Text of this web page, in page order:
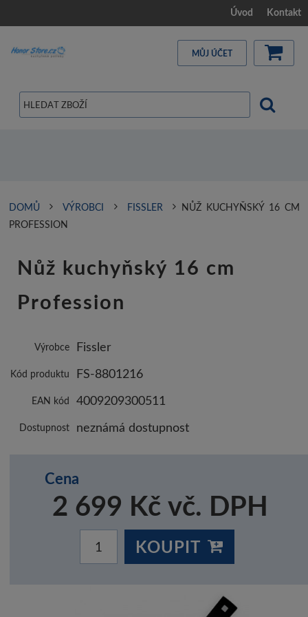
Úvod Kontakt
MŮJ ÚČET
DOMŮ VÝROBCI FISSLER
NŮŽ KUCHYŇSKÝ 16 CM
PROFESSION
Nůž kuchyňský 16 cm
Profession
Výrobce Fissler
Kód produktu FS-8801216
EAN kód 4009209300511
Dostupnost neznámá dostupnost
Cena
2 699 Kč vč. DPH
KOUPIT